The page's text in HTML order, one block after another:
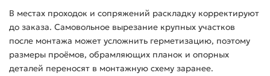
В местах проходок и сопряжений раскладку корректируют
до заказа. Самовольное вырезание крупных участков
после монтажа может усложнить герметизацию, поэтому
размеры проёмов, обрамляющих планок и опорных
деталей переносят в монтажную схему заранее.